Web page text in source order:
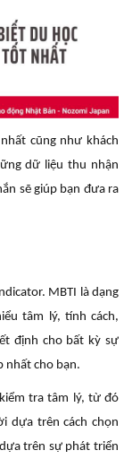
cũng như khách
dữ liệu thu nhận
sẽ giúp bạn đưa ra
MBTI là dạng
tâm lý, tính cách,
định cho bất kỳ sự
nhất cho bạn.
tra tâm lý, từ đó
dựa trên cách chọn
trên sự phát triển